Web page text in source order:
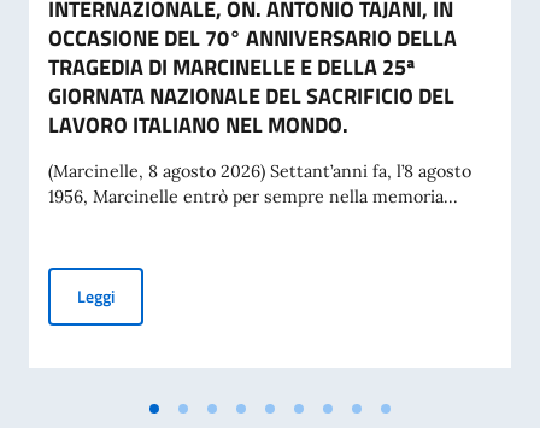
INTERNAZIONALE, ON. ANTONIO TAJANI, IN
OCCASIONE DEL 70° ANNIVERSARIO DELLA
TRAGEDIA DI MARCINELLE E DELLA 25ª
GIORNATA NAZIONALE DEL SACRIFICIO DEL
LAVORO ITALIANO NEL MONDO.
(Marcinelle, 8 agosto 2026) Settant’anni fa, l’8 agosto
1956, Marcinelle entrò per sempre nella memoria...
LeggiMESSAGGIO DEL VICE PRESIDENTE DEL CONSIGLIO DEI